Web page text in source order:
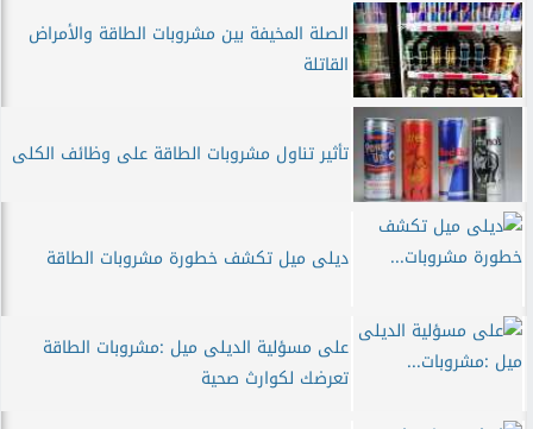
الصلة المخيفة بين مشروبات الطاقة والأمراض
القاتلة
تأثير تناول مشروبات الطاقة على وظائف الكلى
ديلى ميل تكشف خطورة مشروبات الطاقة
على مسؤلية الديلى ميل :مشروبات الطاقة
تعرضك لكوارث صحية